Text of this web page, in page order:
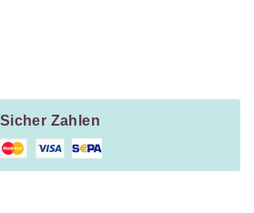
Sicher Zahlen